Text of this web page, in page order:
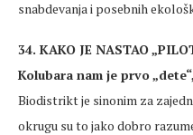
snabdevanja i posebnih
34. KAKO JE NASTAO
Kolubara nam je prvo
Biodistrikt je sinonim za
okrugu su to jako dobro